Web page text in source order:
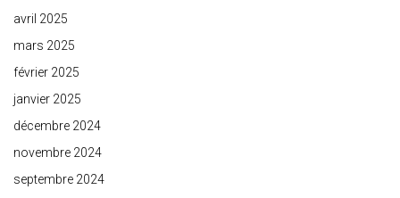
avril 2025
mars 2025
février 2025
janvier 2025
décembre 2024
novembre 2024
septembre 2024